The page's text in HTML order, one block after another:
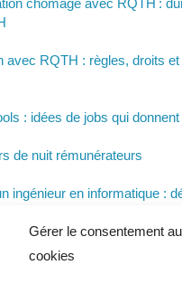
Gérer le consentement
cookies
chômage avec RQTH :
avec RQTH : règles, droits
: idées de jobs qui
de nuit rémunérateurs
ingénieur en informatique :
du conseil : stratégie,